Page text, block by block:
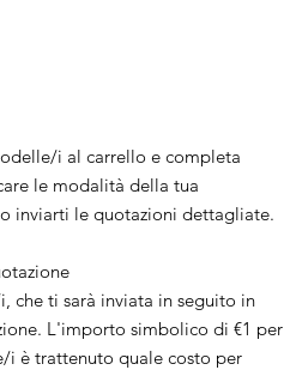
i al carrello e completa
le modalità della tua
inviarti le quotazioni dettagliate.
che ti sarà inviata in seguito in
L'importo simbolico di €1 per
è trattenuto quale costo per